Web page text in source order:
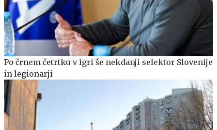
Po črnem četrtku v igri še nekdanji selektor Slovenije
in legionarji